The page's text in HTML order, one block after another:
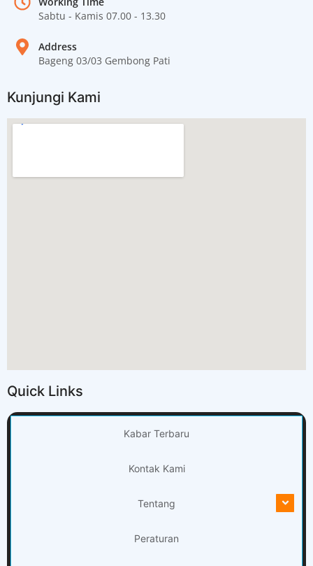
Sabtu - Kamis 07.00 - 13.30
Address
Bageng 03/03 Gembong Pati
Kunjungi Kami
Quick Links
Kabar Terbaru
Kontak Kami
Tentang
Peraturan